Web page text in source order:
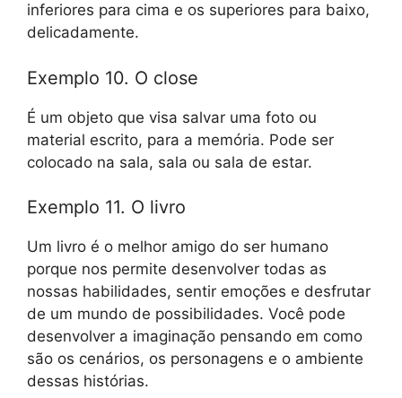
inferiores para cima e os superiores para baixo,
delicadamente.
Exemplo 10. O close
É um objeto que visa salvar uma foto ou
material escrito, para a memória. Pode ser
colocado na sala, sala ou sala de estar.
Exemplo 11. O livro
Um livro é o melhor amigo do ser humano
porque nos permite desenvolver todas as
nossas habilidades, sentir emoções e desfrutar
de um mundo de possibilidades. Você pode
desenvolver a imaginação pensando em como
são os cenários, os personagens e o ambiente
dessas histórias.